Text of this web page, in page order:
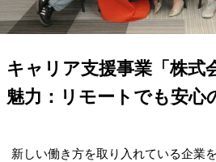
キャリア支援事業「株式
魅力：リモートでも安心
新しい働き方を取り入れている企業